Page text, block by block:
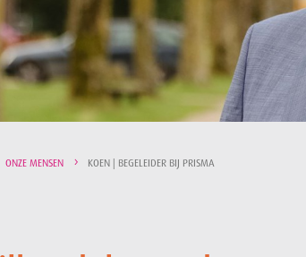
ONZE MENSEN KOEN | BEGELEIDER BIJ PRISMA